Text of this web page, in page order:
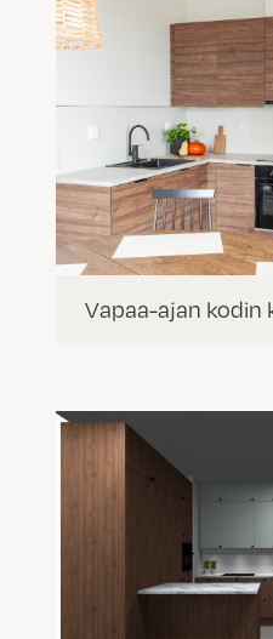
Vapaa-ajan kodin